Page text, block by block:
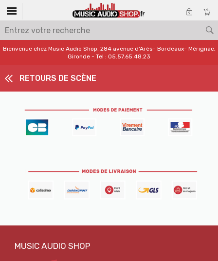
Bienvenue chez Music Audio Shop. 284 avenue d'Arès- Bordeaux- Mérignac,
Gironde - Tel : 05.57.65.48.23
RETOURS DE SCÈNE